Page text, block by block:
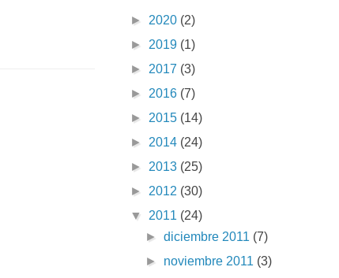
► 2020 (2)
► 2019 (1)
► 2017 (3)
► 2016 (7)
► 2015 (14)
► 2014 (24)
► 2013 (25)
► 2012 (30)
▼ 2011 (24)
►diciembre 2011 (7)
► noviembre 2011 (3)